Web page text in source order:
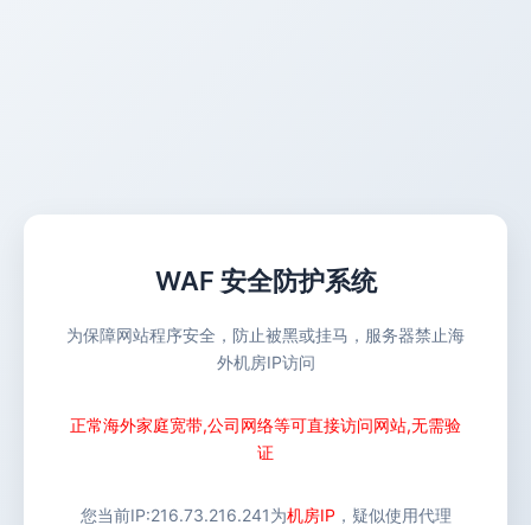
WAF 安全防护系统
为保障网站程序安全，防止被黑或挂马，服务器禁止海
外机房IP访问
正常海外家庭宽带,公司网络等可直接访问网站,无需验
证
您当前IP:216.73.216.241为机房IP ，疑似使用代理